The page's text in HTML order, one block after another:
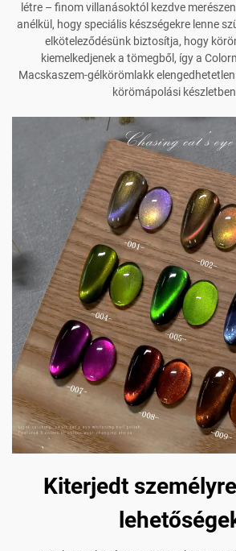
létre – finom villanásoktól kezdve
anélkül, hogy speciális készségekre lenne
elköteleződésünk biztosítja, hogy
kiemelkedjenek a tömegből, így a
Macskaszem-gélkörömlakk
körömápolási
Kiterjedt